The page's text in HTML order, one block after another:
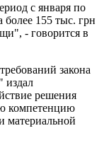
с января по
более 155 тыс. грн
- говорится в
закона
издал
решения
компетенцию
материальной